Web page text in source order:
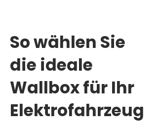
So wählen Sie
die ideale
Wallbox für Ihr
Elektrofahrzeug